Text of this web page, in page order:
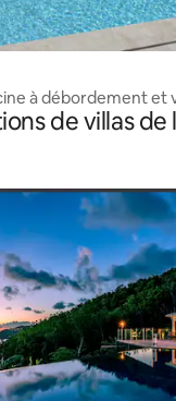
à débordement et
de villas de